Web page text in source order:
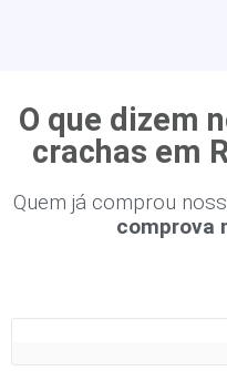
O que dizem
crachas em
Quem já comprou
comprova